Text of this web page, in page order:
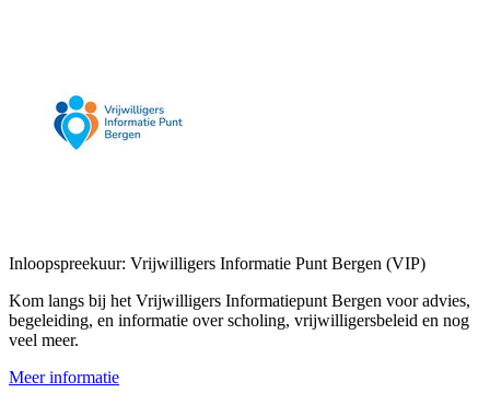
Inloopspreekuur: Vrijwilligers Informatie Punt Bergen (VIP)
Kom langs bij het Vrijwilligers Informatiepunt Bergen voor advies,
begeleiding, en informatie over scholing, vrijwilligersbeleid en nog
veel meer.
Meer informatie